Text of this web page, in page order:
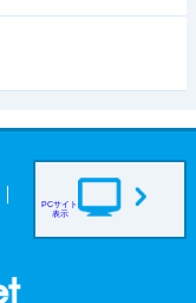
PCサイト
表示